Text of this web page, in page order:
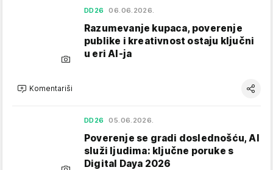
DD26 06.06.2026.
Razumevanje kupaca, poverenje
publike i kreativnost ostaju ključni
u eri AI-ja
Komentariši
DD26 05.06.2026.
Poverenje se gradi doslednošću, AI
služi ljudima: ključne poruke s
Digital Daya 2026